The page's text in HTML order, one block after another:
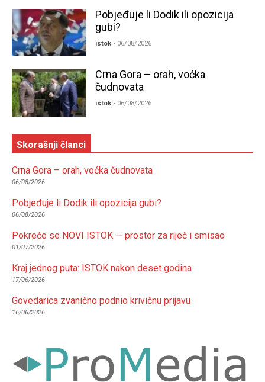
Pobjeđuje li Dodik ili opozicija
gubi?
istok - 06/08/2026
Crna Gora – orah, voćka
čudnovata
istok - 06/08/2026
Skorašnji članci
Crna Gora – orah, voćka čudnovata
06/08/2026
Pobjeđuje li Dodik ili opozicija gubi?
06/08/2026
Pokreće se NOVI ISTOK — prostor za riječ i smisao
01/07/2026
Kraj jednog puta: ISTOK nakon deset godina
17/06/2026
Govedarica zvanično podnio krivičnu prijavu
16/06/2026